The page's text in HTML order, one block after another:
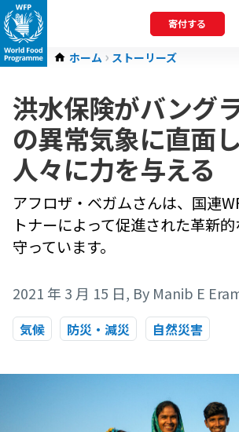
寄付する
ホーム ストーリーズ
洪水保険がバング
の異常気象に直面
人々に力を与える
アフロザ・ベガムさんは、国連
トナーによって促進された革新
守っています。
2021 年 3 月 15 日, By Manib E
気候 防災・減災 自然災害